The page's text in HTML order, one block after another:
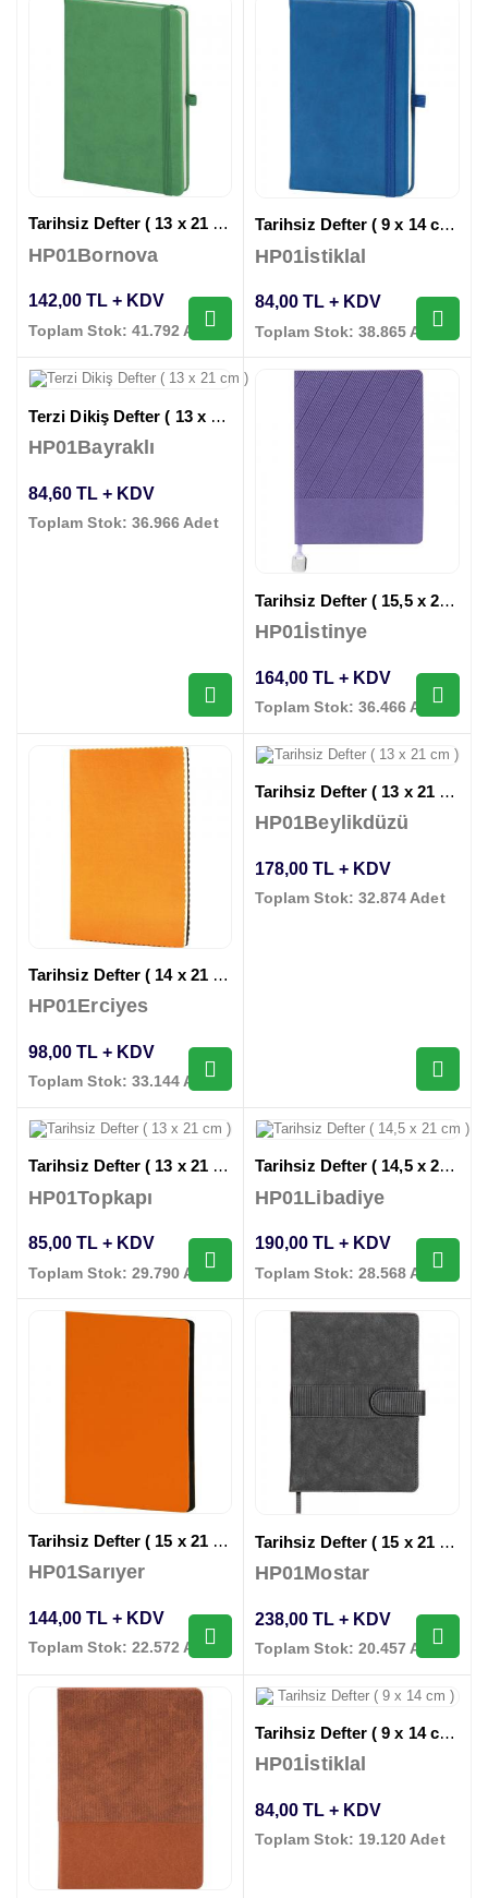
Tarihsiz Defter ( 13 x 21 cm )
HP01Bornova
142,00 TL + KDV
Toplam Stok: 41.792 Adet
Tarihsiz Defter ( 9 x 14 cm )
HP01İstiklal
84,00 TL + KDV
Toplam Stok: 38.865 Adet
Terzi Dikiş Defter ( 13 x 21 cm )
HP01Bayraklı
84,60 TL + KDV
Toplam Stok: 36.966 Adet
Tarihsiz Defter ( 15,5 x 21,5 cm )
HP01İstinye
164,00 TL + KDV
Toplam Stok: 36.466 Adet
Tarihsiz Defter ( 14 x 21 cm )
HP01Erciyes
98,00 TL + KDV
Toplam Stok: 33.144 Adet
Tarihsiz Defter ( 13 x 21 cm )
HP01Beylikdüzü
178,00 TL + KDV
Toplam Stok: 32.874 Adet
Tarihsiz Defter ( 13 x 21 cm )
HP01Topkapı
85,00 TL + KDV
Toplam Stok: 29.790 Adet
Tarihsiz Defter ( 14,5 x 21 cm )
HP01Libadiye
190,00 TL + KDV
Toplam Stok: 28.568 Adet
Tarihsiz Defter ( 15 x 21 cm )
HP01Sarıyer
144,00 TL + KDV
Toplam Stok: 22.572 Adet
Tarihsiz Defter ( 15 x 21 cm )
HP01Mostar
238,00 TL + KDV
Toplam Stok: 20.457 Adet
Tarihsiz Defter ( 9 x 14 cm )
HP01İstiklal
84,00 TL + KDV
Toplam Stok: 19.120 Adet